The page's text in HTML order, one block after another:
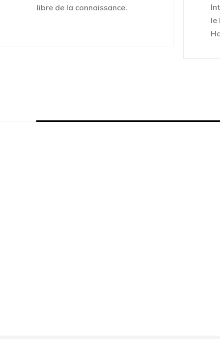
libre de la connaissance.
le